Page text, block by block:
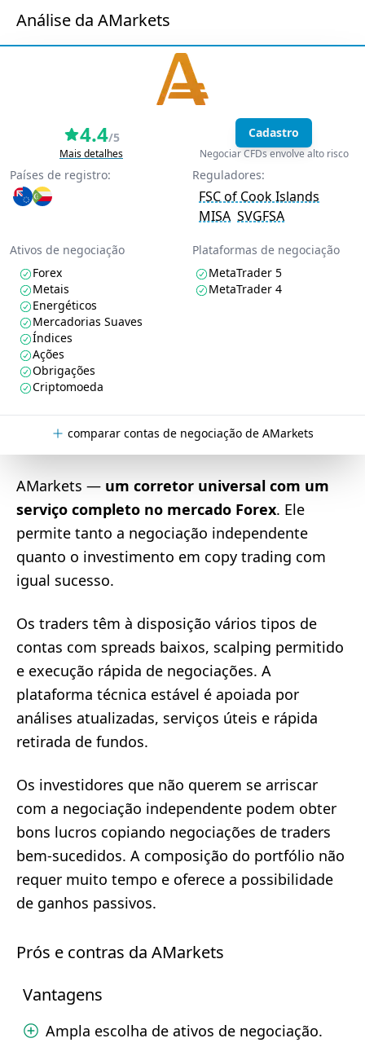
Análise da AMarkets
4.4/5
Mais detalhes
Cadastro
Negociar CFDs envolve alto risco
Países de registro: Reguladores:
FSC of Cook Islands
MISA SVGFSA
Ativos de negociação
Forex
Metais
Energéticos
Mercadorias Suaves
Índices
Ações
Obrigações
Criptomoeda
Plataformas de negociação
MetaTrader 5
MetaTrader 4
comparar contas de negociação de AMarkets
AMarkets — um corretor universal com um
serviço completo no mercado Forex. Ele
permite tanto a negociação independente
quanto o investimento em copy trading com
igual sucesso.
Os traders têm à disposição vários tipos de
contas com spreads baixos, scalping permitido
e execução rápida de negociações. A
plataforma técnica estável é apoiada por
análises atualizadas, serviços úteis e rápida
retirada de fundos.
Os investidores que não querem se arriscar
com a negociação independente podem obter
bons lucros copiando negociações de traders
bem-sucedidos. A composição do portfólio não
requer muito tempo e oferece a possibilidade
de ganhos passivos.
Prós e contras da AMarkets
Vantagens
Ampla escolha de ativos de negociação.